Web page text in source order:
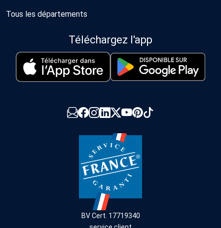
Tous les départements
Téléchargez l'app
BV Cert. 17719340